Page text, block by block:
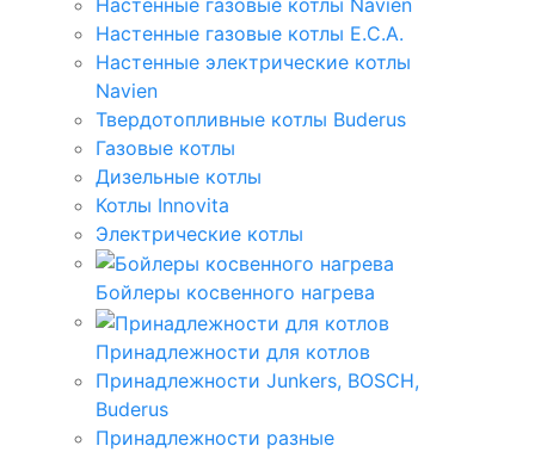
Настенные газовые котлы E.C.A.
Настенные электрические котлы
Navien
Твердотопливные котлы Buderus
Газовые котлы
Дизельные котлы
Котлы Innovita
Электрические котлы
Бойлеры косвенного нагрева
Принадлежности для котлов
Принадлежности Junkers, BOSCH,
Buderus
Принадлежности разные